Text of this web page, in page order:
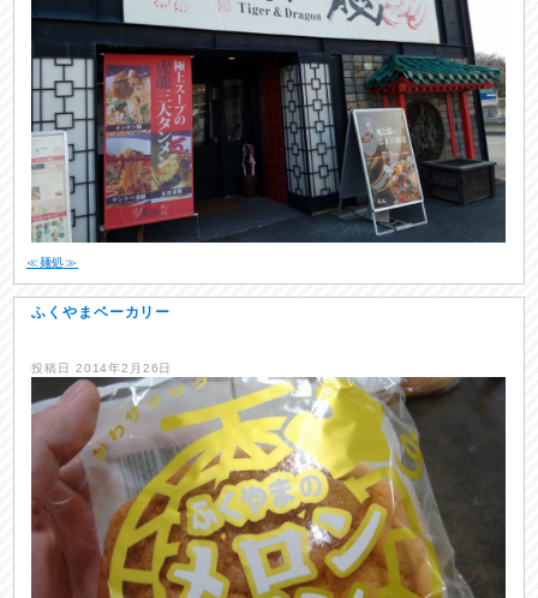
≪麺処≫
ふくやまベーカリー
投稿日 2014年2月26日